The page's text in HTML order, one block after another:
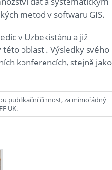
metod v softwaru GIS.
v Uzbekistánu a již
oblasti. Výsledky svého
konferencích, stejně jako
publikační činnost, za mimořádný
UK.